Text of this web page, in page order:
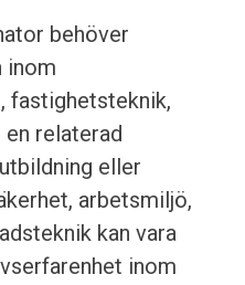
behöver
inom
fastighetsteknik,
relaterad
eller
arbetsmiljö,
kan vara
inom